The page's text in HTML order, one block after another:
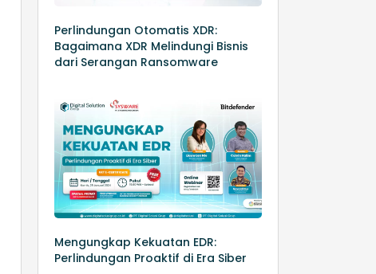
Perlindungan Otomatis XDR:
Bagaimana XDR Melindungi Bisnis
dari Serangan Ransomware
Mengungkap Kekuatan EDR:
Perlindungan Proaktif di Era Siber